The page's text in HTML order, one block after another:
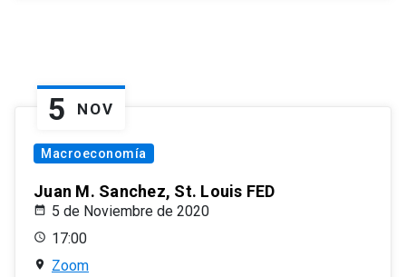
5 NOV
Macroeconomía
Juan M. Sanchez, St. Louis FED
5 de Noviembre de 2020
17:00
Zoom